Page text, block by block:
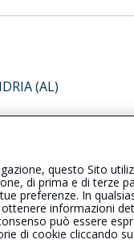
(AL)
| Reclami
questo Sito
di prima e di terze
preferenze. In
informazioni
può essere
di cookie cliccando